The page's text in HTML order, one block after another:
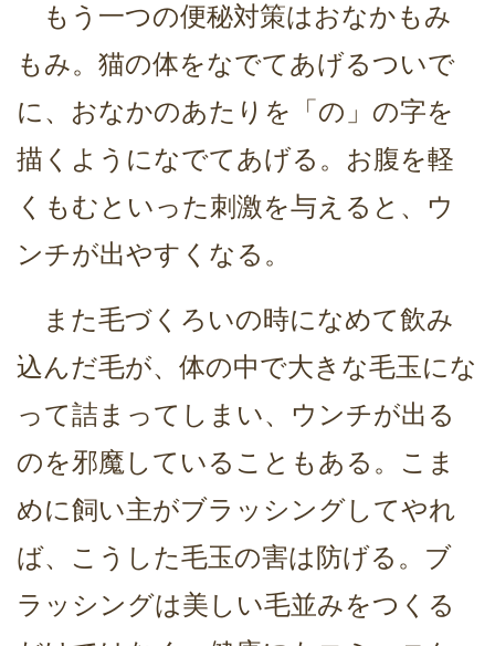
もう一つの便秘対策はおなかもみ
もみ。猫の体をなでてあげるついで
に、おなかのあたりを「の」の字を
描くようになでてあげる。お腹を軽
くもむといった刺激を与えると、ウ
ンチが出やすくなる。
また毛づくろいの時になめて飲み
込んだ毛が、体の中で大きな毛玉にな
って詰まってしまい、ウンチが出る
のを邪魔していることもある。こま
めに飼い主がブラッシングしてやれ
ば、こうした毛玉の害は防げる。ブ
ラッシングは美しい毛並みをつくる